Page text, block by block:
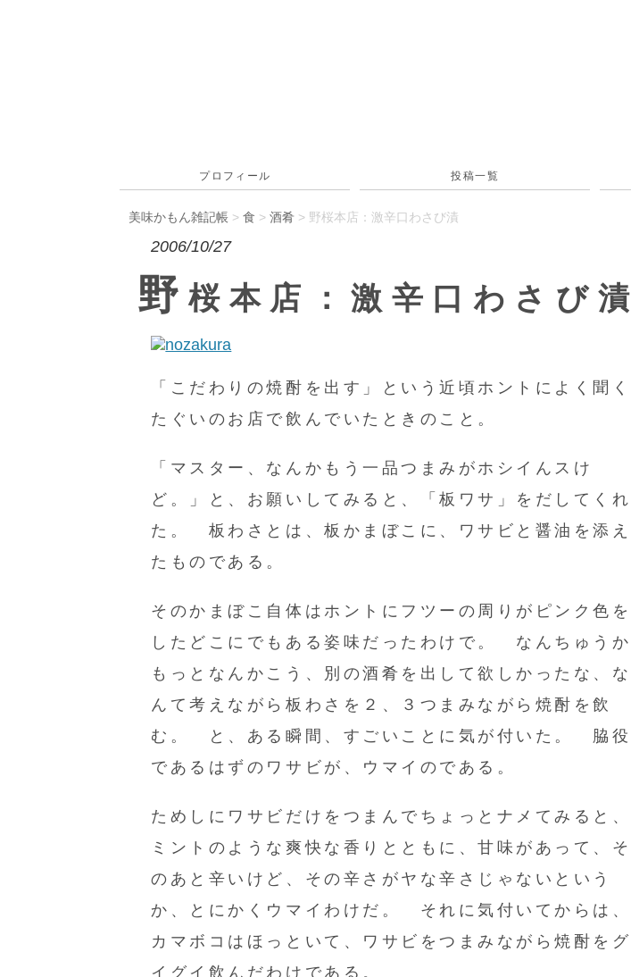
プロフィール 投稿一覧
美味かもん雑記帳 >食 >酒肴 > 野桜本店：激辛口わさび漬
2006/10/27
野 桜本店：激辛口わさび漬
「こだわりの焼酎を出す」という近頃ホントによく聞く
たぐいのお店で飲んでいたときのこと。
「マスター、なんかもう一品つまみがホシイんスけ
ど。」と、お願いしてみると、「板ワサ」をだしてくれ
た。 板わさとは、板かまぼこに、ワサビと醤油を添え
たものである。
そのかまぼこ自体はホントにフツーの周りがピンク色を
したどこにでもある姿味だったわけで。 なんちゅうか
もっとなんかこう、別の酒肴を出して欲しかったな、な
んて考えながら板わさを２、３つまみながら焼酎を飲
む。 と、ある瞬間、すごいことに気が付いた。 脇役
であるはずのワサビが、ウマイのである。
ためしにワサビだけをつまんでちょっとナメてみると、
ミントのような爽快な香りとともに、甘味があって、そ
のあと辛いけど、その辛さがヤな辛さじゃないという
か、とにかくウマイわけだ。 それに気付いてからは、
カマボコはほっといて、ワサビをつまみながら焼酎をグ
イグイ飲んだわけである。